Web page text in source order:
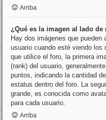
Arriba
¿Qué es la imagen al lado
Hay dos imágenes que pueden
usuario cuando esté viendo los
que utilice el foro, la primera
(rank) del usuario,
puntos, indicando la cantidad
estatus dentro del foro. La
grande, es conocida como
para cada usuario.
Arriba